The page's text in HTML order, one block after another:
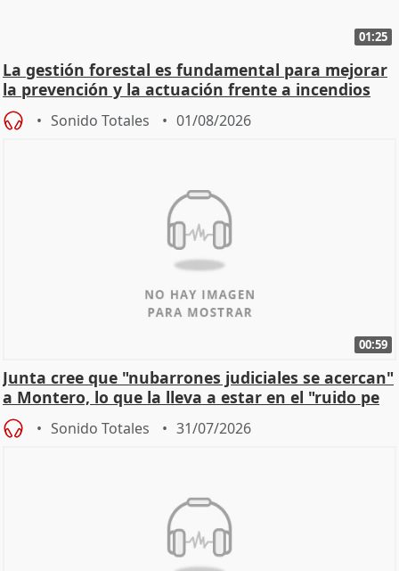
01:25
La gestión forestal es fundamental para mejorar
la prevención y la actuación frente a incendios
Sonido Totales 01/08/2026
00:59
Junta cree que "nubarrones judiciales se acercan"
a Montero, lo que la lleva a estar en el "ruido pe
Sonido Totales 31/07/2026